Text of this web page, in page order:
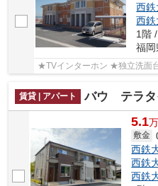
西鉄
西鉄
1階
福岡
★TVインターホン ★独立洗面
賃貸 | アパート バウ テラタ
5.1万
敷金
西鉄
西鉄
西鉄